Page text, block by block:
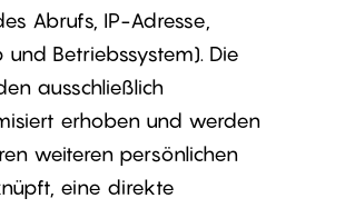
Abrufs, IP-Adresse,
und Betriebssystem). Die
ausschließlich
erhoben und werden
weiteren persönlichen
eine direkte